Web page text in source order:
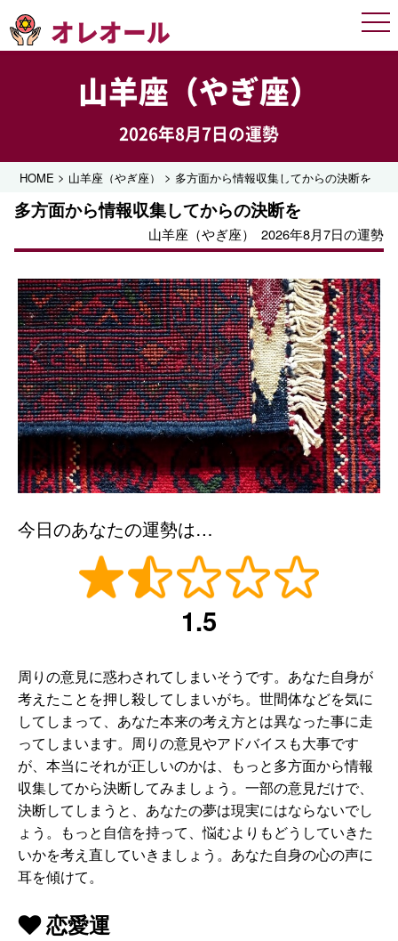
オレオール
山羊座（やぎ座）
2026年8月7日の運勢
HOME > 山羊座（やぎ座） > 多方面から情報収集してからの決断を
多方面から情報収集してからの決断を
山羊座（やぎ座） 2026年8月7日の運勢
今日のあなたの運勢は…
1.5
周りの意見に惑わされてしまいそうです。あなた自身が
考えたことを押し殺してしまいがち。世間体などを気に
してしまって、あなた本来の考え方とは異なった事に走
ってしまいます。周りの意見やアドバイスも大事です
が、本当にそれが正しいのかは、もっと多方面から情報
収集してから決断してみましょう。一部の意見だけで、
決断してしまうと、あなたの夢は現実にはならないでし
ょう。もっと自信を持って、悩むよりもどうしていきた
いかを考え直していきましょう。あなた自身の心の声に
耳を傾けて。
恋愛運